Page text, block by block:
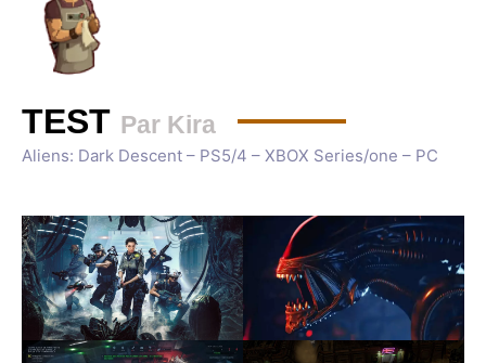
TEST Par Kira
Aliens: Dark Descent – PS5/4 – XBOX Series/one – PC